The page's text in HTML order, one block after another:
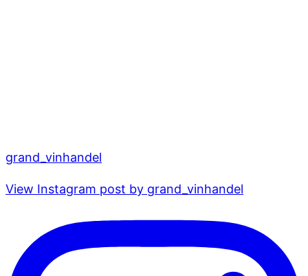
grand_vinhandel
View Instagram post by grand_vinhandel